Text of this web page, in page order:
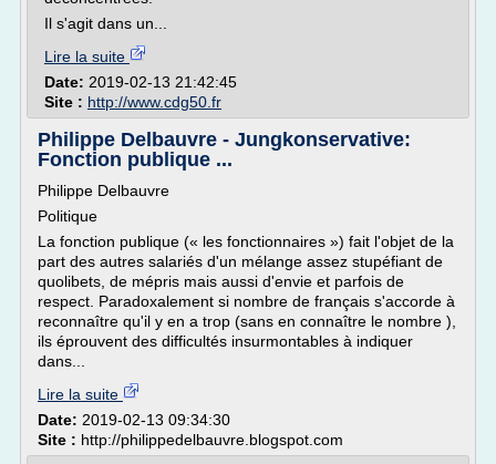
Il s'agit dans un...
Lire la suite
Date: 2019-02-13 21:42:45
Site : http://www.cdg50.fr
Philippe Delbauvre - Jungkonservative:
Fonction publique ...
Philippe Delbauvre
Politique
La fonction publique (« les fonctionnaires ») fait l'objet de la
part des autres salariés d'un mélange assez stupéfiant de
quolibets, de mépris mais aussi d'envie et parfois de
respect. Paradoxalement si nombre de français s'accorde à
reconnaître qu'il y en a trop (sans en connaître le nombre ),
ils éprouvent des difficultés insurmontables à indiquer
dans...
Lire la suite
Date: 2019-02-13 09:34:30
Site : http://philippedelbauvre.blogspot.com